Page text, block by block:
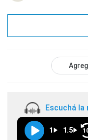
Escuchá
1 1.5